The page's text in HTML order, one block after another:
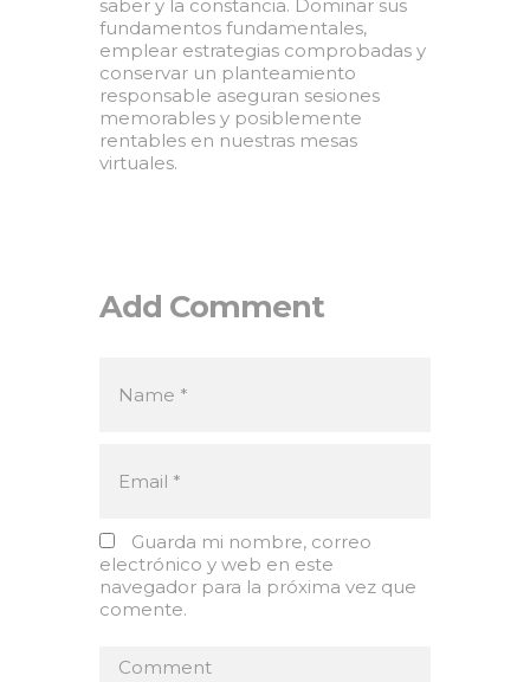
saber y la constancia. Dominar sus
fundamentos fundamentales,
emplear estrategias comprobadas y
conservar un planteamiento
responsable aseguran sesiones
memorables y posiblemente
rentables en nuestras mesas
virtuales.
Add Comment
Guarda mi nombre, correo
electrónico y web en este
navegador para la próxima vez que
comente.